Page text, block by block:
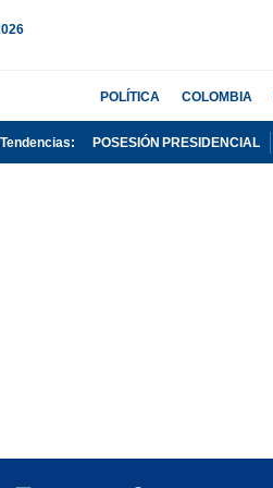
POLÍTICA COLOMBIA
Tendencias: POSESIÓN PRESIDENCIAL